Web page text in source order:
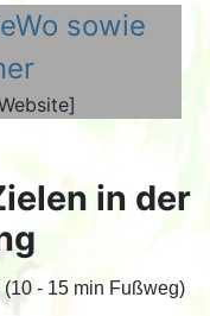
sowie
in der
(10 - 15 min Fußweg)